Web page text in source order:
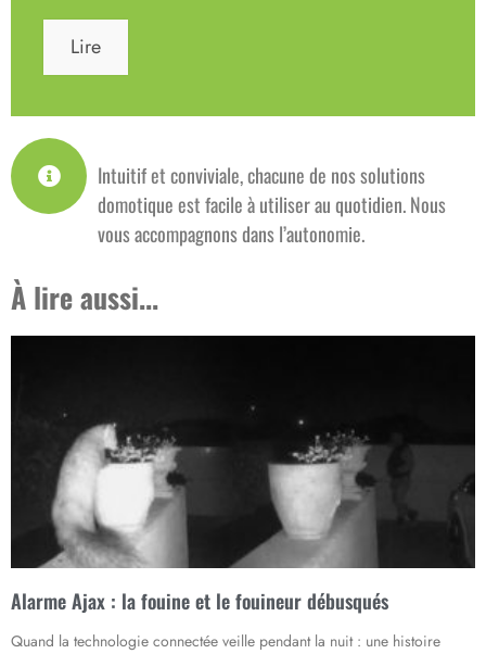
Lire
Intuitif et conviviale, chacune de nos solutions
domotique est facile à utiliser au quotidien. Nous
vous accompagnons dans l’autonomie.
À lire aussi...
Alarme Ajax : la fouine et le fouineur débusqués
Quand la technologie connectée veille pendant la nuit : une histoire